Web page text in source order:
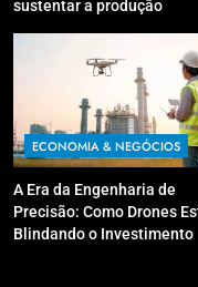
sustentar a produção
ECONOMIA & NEGÓCIOS
A Era da Engenharia de
Precisão: Como Drones
Blindando o Investimento